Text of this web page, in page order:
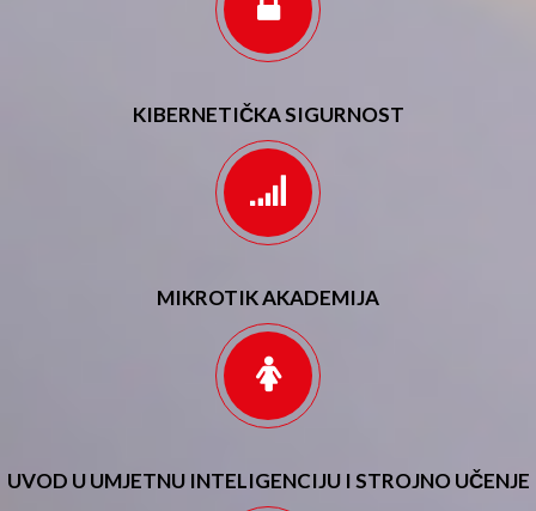
KIBERNETIČKA SIGURNOST
MIKROTIK AKADEMIJA
UVOD U UMJETNU INTELIGENCIJU I STROJNO UČENJE